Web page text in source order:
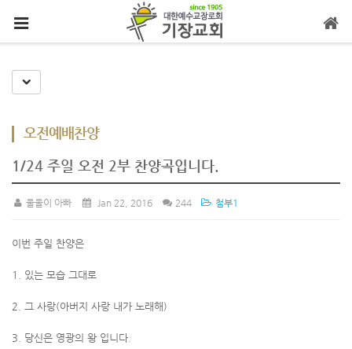
Toggle Dropdown
오전예배찬양
1/24 주일 오전 2부 찬양곡입니다.
울울이 아빠 Jan 22, 2016 244 첨부1
이번 주일 찬양은
1. 있는 모습 그대로
2. 그 사랑(아버지 사랑 내가 노래해)
3. 당신은 영광의 왕 입니다.